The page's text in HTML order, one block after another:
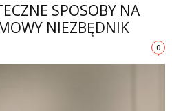
SPOSOBY NA
NIEZBĘDNIK
0